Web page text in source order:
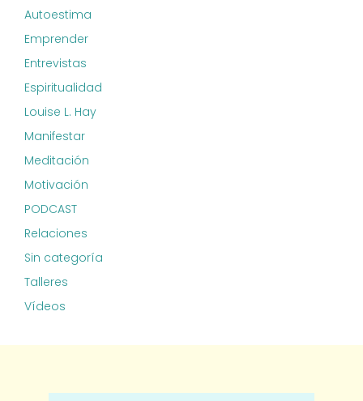
Autoestima
Emprender
Entrevistas
Espiritualidad
Louise L. Hay
Manifestar
Meditación
Motivación
PODCAST
Relaciones
Sin categoría
Talleres
Vídeos